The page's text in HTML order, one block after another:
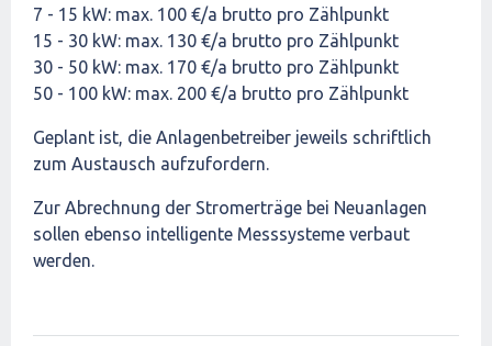
7 - 15 kW: max. 100 €/a brutto pro Zählpunkt
15 - 30 kW: max. 130 €/a brutto pro Zählpunkt
30 - 50 kW: max. 170 €/a brutto pro Zählpunkt
50 - 100 kW: max. 200 €/a brutto pro Zählpunkt
Geplant ist, die Anlagenbetreiber jeweils schriftlich
zum Austausch aufzufordern.
Zur Abrechnung der Stromerträge bei Neuanlagen
sollen ebenso intelligente Messsysteme verbaut
werden.